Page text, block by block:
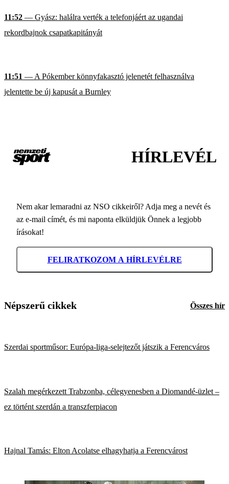
11:52 — Gyász: halálra verték a telefonjáért az ugandai
rekordbajnok csapatkapitányát
11:51 — A Pókember könnyfakasztó jelenetét felhasználva
jelentette be új kapusát a Burnley
HÍRLEVÉL
Nem akar lemaradni az NSO cikkeiről? Adja meg a nevét és
az e-mail címét, és mi naponta elküldjük Önnek a legjobb
írásokat!
FELIRATKOZOM A HÍRLEVÉLRE
Népszerű cikkek Összes hír
Szerdai sportműsor: Európa-liga-selejtezőt játszik a Ferencváros
Szalah megérkezett Trabzonba, célegyenesben a Diomandé-üzlet –
ez történt szerdán a transzferpiacon
Hajnal Tamás: Elton Acolatse elhagyhatja a Ferencvárost